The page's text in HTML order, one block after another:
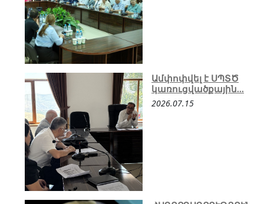
Ամփոփվել է ՍՊՏԾ
կառուցվածքային...
2026.07.15